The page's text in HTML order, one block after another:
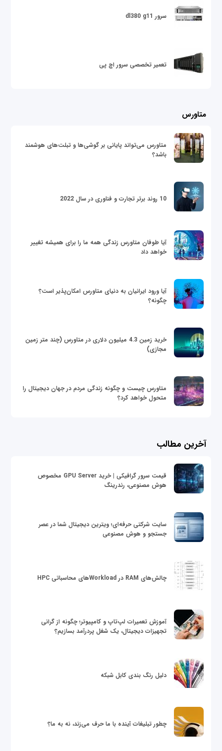
سرور dl380 g11
تعمیر تخصصی سرور اچ پی
متاورس
متاورس می‌تواند پایانی بر گوشی‌ها و تبلت‌های هوشمند
باشد؟
10 روند برتر تجارت و فناوری در سال 2022
آیا طوفان متاورس زندگی همه ما را برای همیشه تغییر
خواهد داد
آیا ورود ایرانیان به دنیای متاورس امکان‌پذیر است؟
چگونه؟
خرید زمین 4.3 میلیون دلاری در متاورس (چند متر زمین
مجازی)
متاورس چیست و چگونه زندگی مردم در جهان دیجیتال را
متحول خواهد کرد؟
آخرین مطالب
قیمت سرور گرافیکی | خرید GPU Server مخصوص
هوش مصنوعی، رندرینگ
سایت شرکتی حرفه‌ای؛ ویترین دیجیتال شما در عصر
جستجو و هوش مصنوعی
چالش‌های RAM در Workloadهای محاسباتی HPC
آموزش تعمیرات لپ‌تاپ و کامپیوتر؛ چگونه از گرانی
تجهیزات دیجیتال، یک شغل پردرآمد بسازیم؟
دلیل رنگ بندی کابل شبکه
چطور تبلیغات آینده با ما حرف می‌زند، نه به ما؟